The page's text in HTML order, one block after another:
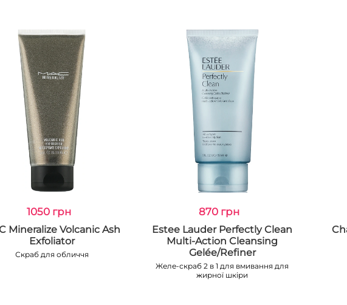
1050 грн
Mineralize Volcanic Ash
Exfoliator
Скраб для обличчя
870 грн
Estee Lauder Perfectly Clean
Multi-Action Cleansing
Gelée/Refiner
Желе-скраб 2 в 1 для вмивання для
жирної шкіри